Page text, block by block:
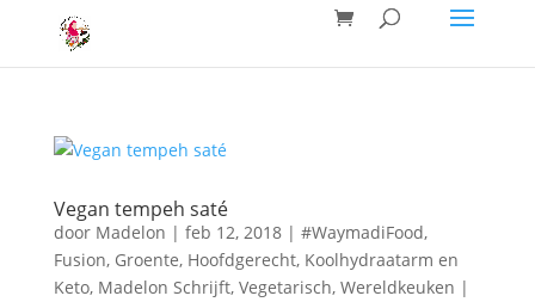
Vegan tempeh saté
door Madelon | feb 12, 2018| #WaymadiFood,
Fusion, Groente, Hoofdgerecht, Koolhydraatarm en
Keto, Madelon Schrijft, Vegetarisch, Wereldkeuken |